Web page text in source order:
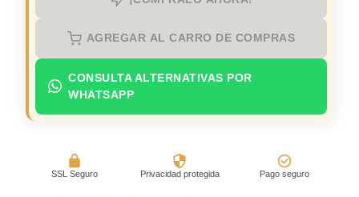
AGREGAR AL CARRO DE COMPRAS
CONSULTA ALTERNATIVAS POR
WHATSAPP
SSL Seguro Privacidad protegida Pago seguro